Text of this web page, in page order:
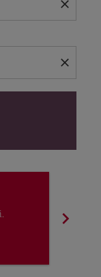
close
close
chevron_right